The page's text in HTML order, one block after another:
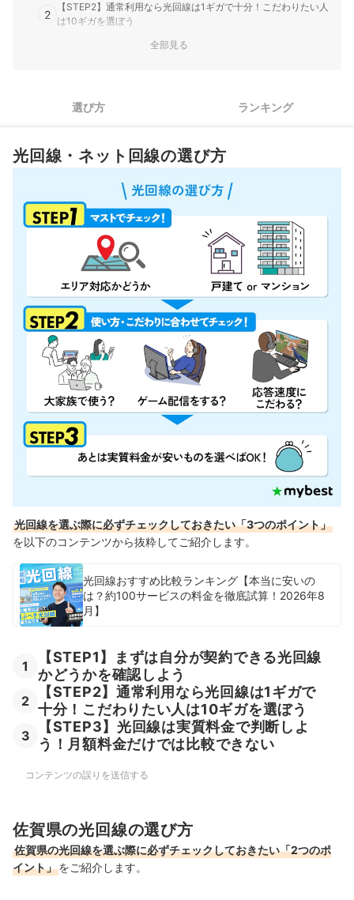
2
【STEP2】通常利用なら光回線は1ギガで十分！こだわりたい人
は10ギガを選ぼう
【STEP3】光回線は実質料金で判断しよう！月額料金だけでは
1
2
NURO光の提供エリアに入っていなかったら、ほかの独自回線
の光サービスを選ぼう
佐賀県の光回線全89選おすすめ人気ランキング
全部見る
選び方 ランキング
光回線・ネット回線の選び方
光回線を選ぶ際に必ずチェックしておきたい「3つのポイント」
を以下のコンテンツから抜粋してご紹介します。
光回線おすすめ比較ランキング【本当に安いの
は？約100サービスの料金を徹底試算！2026年8
月】
1
【STEP1】まずは自分が契約できる光回線
かどうかを確認しよう
2
【STEP2】通常利用なら光回線は1ギガで
十分！こだわりたい人は10ギガを選ぼう
3
【STEP3】光回線は実質料金で判断しよ
う！月額料金だけでは比較できない
コンテンツの誤りを送信する
佐賀県の光回線の選び方
佐賀県の光回線を選ぶ際に必ずチェックしておきたい「2つのポ
イント」をご紹介します。